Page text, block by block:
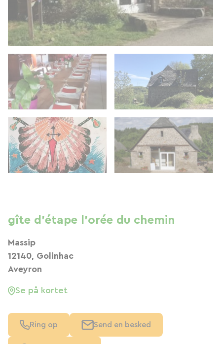
gîte d'étape l'orée du chemin
Massip
12140, Golinhac
Aveyron
Se på kortet
Ring op Send en besked